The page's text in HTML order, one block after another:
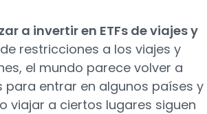
a invertir en ETFs de viajes y
restricciones a los viajes y
el mundo parece volver a
para entrar en algunos países y
viajar a ciertos lugares siguen